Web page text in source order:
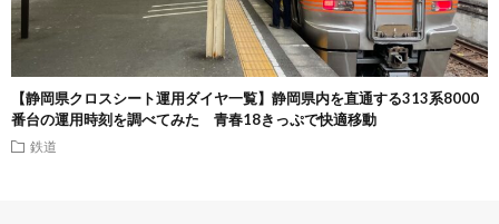
【静岡県クロスシート運用ダイヤ一覧】静岡県内を直通する313系8000
番台の運用時刻を調べてみた 青春18きっぷで快適移動
鉄道